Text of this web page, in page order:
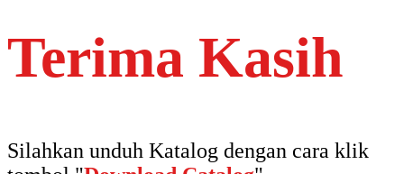
Terima Kasih
Silahkan unduh Katalog dengan cara klik